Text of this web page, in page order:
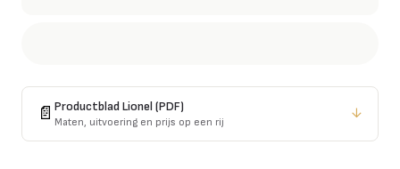
📄 ProductbladLionel(PDF)
Maten, uitvoering en prijs op een rij
↓